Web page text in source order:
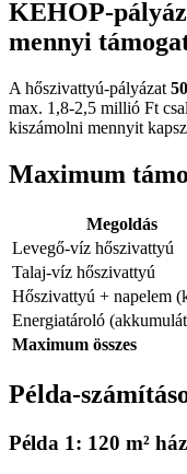
KEHOP-
mennyi
A hőszivattyú-pályázat
max. 1,8-2,5 millió Ft
kiszámolni mennyit
Maximum
Megoldás
Levegő-víz hőszivattyú
Talaj-víz hőszivattyú
Hőszivattyú + napelem
Energiatároló
Maximum összes
Példa-
Példa 1: 120 m²